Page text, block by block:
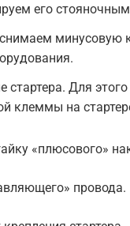
его
стартера. Для
клеммы на
«плюсового»
провода.